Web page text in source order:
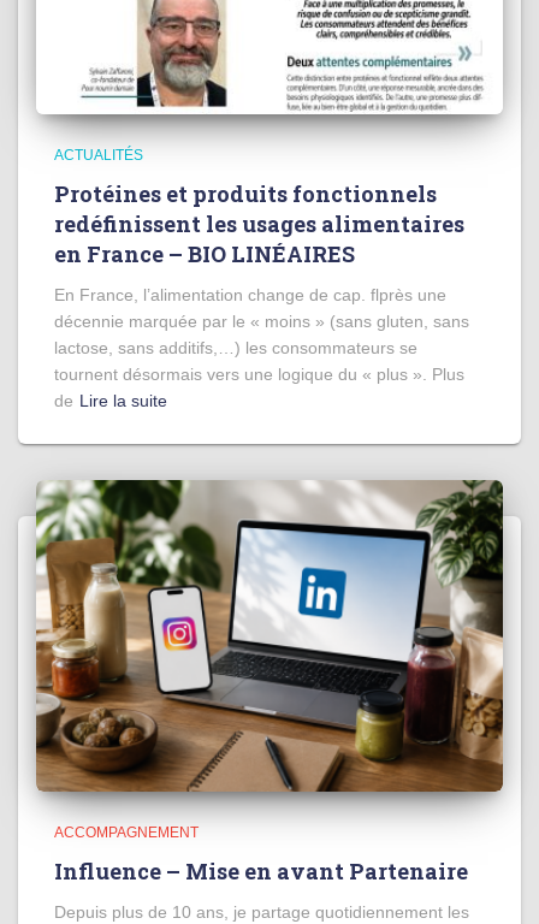
ACTUALITÉS
Protéines et produits fonctionnels
redéfinissent les usages alimentaires
en France – BIO LINÉAIRES
En France, l’alimentation change de cap. flprès une
décennie marquée par le « moins » (sans gluten, sans
lactose, sans additifs,…) les consommateurs se
tournent désormais vers une logique du « plus ». Plus
de Lire la suite
ACCOMPAGNEMENT
Influence – Mise en avant Partenaire
Depuis plus de 10 ans, je partage quotidiennement les